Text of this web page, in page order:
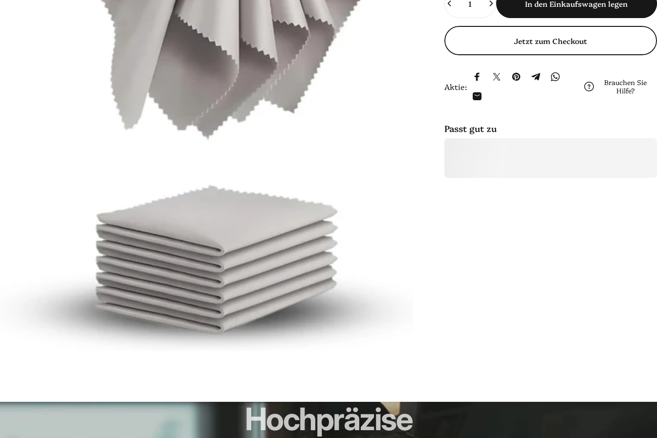
In den Einkaufswagen legen
Jetzt zum Checkout
Aktie: Auf Facebook teilen
Auf X teilen
Auf Pinterest pinnen
Auf Telegram teilen
Auf WhatsApp teilen
Per E-Mail teilen
Brauchen Sie
Hilfe?
Passt gut zu
Hochpräzise